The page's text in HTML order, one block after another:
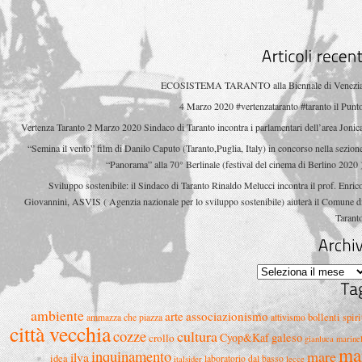
ECOSISTEMA TARANTO alla Biennale di
4 Marzo 2020 #vertenzataranto #taranto il
Vertenza Taranto 2 Marzo 2020 Sindaco di Taranto incontra i parlamentari dell’area
“Semina il vento” film di Danilo Caputo (Taranto,Puglia, Italy) in concorso nella
“Panorama” alla 70° Berlinale (festival del cinema di Berlino 2020
Sviluppo sostenibile: il Sindaco di Taranto Rinaldo Melucci incontra il prof.
Giovannini, ASVIS ( Agenzia nazionale per lo sviluppo sostenibile) aiuterà il Comune di
Archivi
ambiente ammazza che piazza arteassociazionismo attivismo bollenti
città vecchiacozzecrolloculturaCyop&Kafgaleso gianluca
ideailvainquinamento italsider laboratorio dal basso lecce mare